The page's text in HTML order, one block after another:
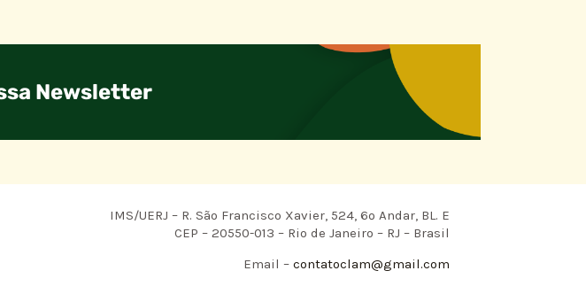
Newsletter
IMS/UERJ – R. São Francisco Xavier, 524, 6º Andar, BL. E
CEP – 20550-013 – Rio de Janeiro – RJ – Brasil
Email –contatoclam@gmail.com